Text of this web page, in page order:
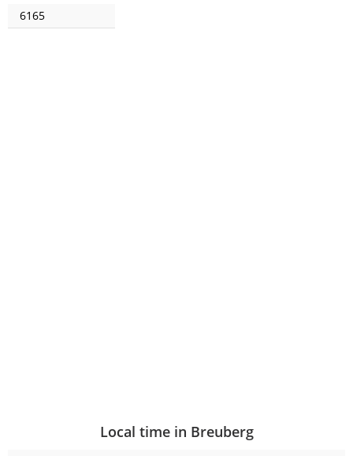
6165
Local time in Breuberg